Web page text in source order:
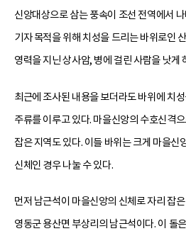
신앙대상으로 삼는 풍속이 조선 전역에서
기자 목적을 위해 치성을 드리는 바위로인
영력을 지닌 상사암, 병에 걸린 사람을 낫게
최근에 조사된 내용을 보더라도 바위에 치
주류를 이루고 있다. 마을신앙의 수호신격
잡은 지역도 있다. 이들 바위는 크게 마을신
신체인 경우 나눌 수 있다.
먼저 남근석이 마을신앙의 신체로 자리 잡
영동군 용산면 부상리의 남근석이다. 이 돌